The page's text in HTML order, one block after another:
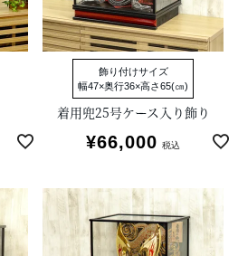
飾り付けサイズ
幅47×奥行36×高さ65(㎝)
着用兜25号ケース入り飾り
¥66,000 税込